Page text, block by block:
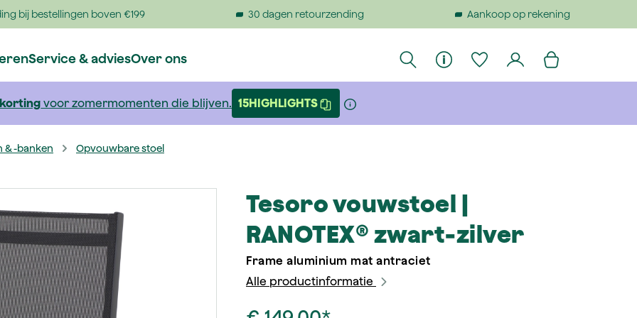
bij bestellingen boven €199 30 dagen retourzending Aankoop op rekening
Service & adviesOver ons
korting voor zomermomenten die blijven. 15HIGHLIGHTS
& -banken Opvouwbare stoel
Tesoro vouwstoel |
RANOTEX® zwart-zilver
Frame aluminium mat antraciet
Alle productinformatie